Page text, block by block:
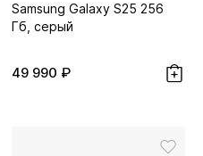
Samsung Galaxy S25 256
Гб, серый
49 990 ₽